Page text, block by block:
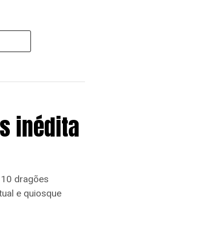
inédita
dragões
e quiosque